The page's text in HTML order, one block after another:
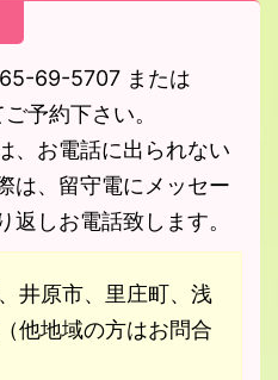
69-5707 または
予約下さい。
、お電話に出られない
は、留守電にメッセー
返しお電話致します。
井原市、里庄町、浅
他地域の方はお問合